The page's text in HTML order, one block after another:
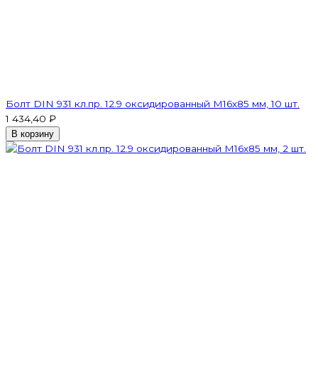
Болт DIN 931 кл.пр. 12.9 оксидированный M16х85 мм, 10 шт.
1 434,40 ₽
В корзину